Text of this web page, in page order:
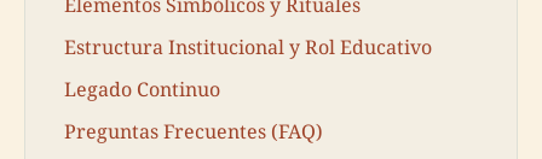
Estructura Institucional y Rol Educativo
Legado Continuo
Preguntas Frecuentes (FAQ)